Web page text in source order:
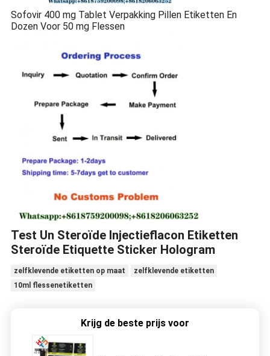
Sofovir 400 mg Tablet Verpakking Pillen Etiketten En
Dozen Voor 50 mg Flessen
Test Un Steroïde Injectieflacon Etiketten
Steroïde Etiquette Sticker Hologram
zelfklevende etiketten op maat
zelfklevende etiketten
10ml flessenetiketten
Krijg de beste prijs voor